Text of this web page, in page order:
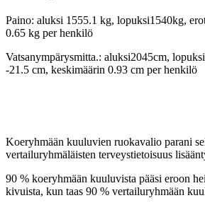
Paino: aluksi 1555.1 kg, lopuksi1540kg,
0.65 kg per henkilö
Vatsanympärysmitta.: aluksi2045cm,
-21.5 cm, keskimäärin 0.93 cm per henkilö
Koeryhmään kuuluvien ruokavalio parani
vertailuryhmäläisten terveystietoisuus
90 % koeryhmään kuuluvista pääsi eroon
kivuista, kun taas 90 % vertailuryhmään